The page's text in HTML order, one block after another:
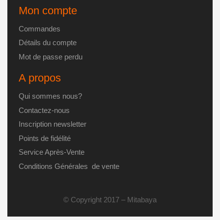
Mon compte
Commandes
Détails du compte
Mot de passe perdu
A propos
Qui sommes nous?
Contactez-nous
Inscription newsletter
Points de fidélité
Service Après-Vente
Conditions Générales de vente
© Copyright 2017 – Mitabaya